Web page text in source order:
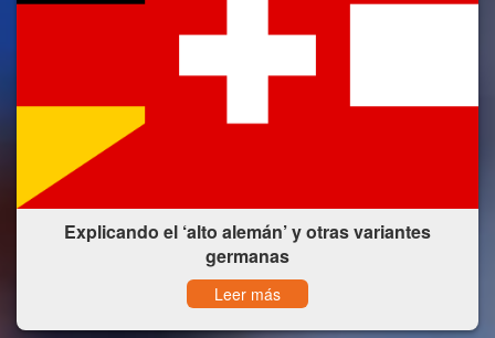
Explicando el ‘alto alemán’ y otras variantes
germanas
Leer más